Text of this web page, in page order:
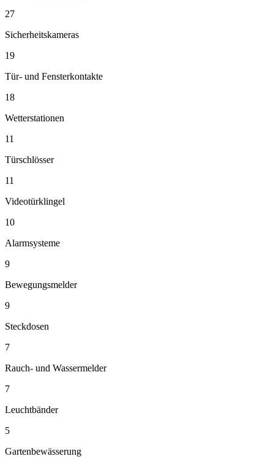
27
Sicherheitskameras
19
Tür- und Fensterkontakte
18
Wetterstationen
11
Türschlösser
11
Videotürklingel
10
Alarmsysteme
9
Bewegungsmelder
9
Steckdosen
7
Rauch- und Wassermelder
7
Leuchtbänder
5
Gartenbewässerung